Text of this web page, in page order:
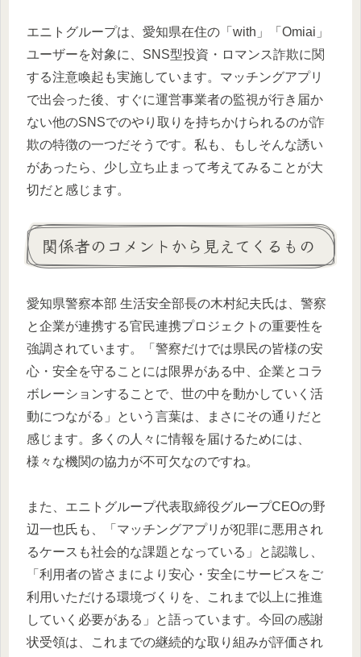
エニトグループは、愛知県在住の「with」「Omiai」
ユーザーを対象に、SNS型投資・ロマンス詐欺に関
する注意喚起も実施しています。マッチングアプリ
で出会った後、すぐに運営事業者の監視が行き届か
ない他のSNSでのやり取りを持ちかけられるのが詐
欺の特徴の一つだそうです。私も、もしそんな誘い
があったら、少し立ち止まって考えてみることが大
切だと感じます。
関係者のコメントから見えてくるもの
愛知県警察本部 生活安全部長の木村紀夫氏は、警察
と企業が連携する官民連携プロジェクトの重要性を
強調されています。「警察だけでは県民の皆様の安
心・安全を守ることには限界がある中、企業とコラ
ボレーションすることで、世の中を動かしていく活
動につながる」という言葉は、まさにその通りだと
感じます。多くの人々に情報を届けるためには、
様々な機関の協力が不可欠なのですね。
また、エニトグループ代表取締役グループCEOの野
辺一也氏も、「マッチングアプリが犯罪に悪用され
るケースも社会的な課題となっている」と認識し、
「利用者の皆さまにより安心・安全にサービスをご
利用いただける環境づくりを、これまで以上に推進
していく必要がある」と語っています。今回の感謝
状受領は、これまでの継続的な取り組みが評価され